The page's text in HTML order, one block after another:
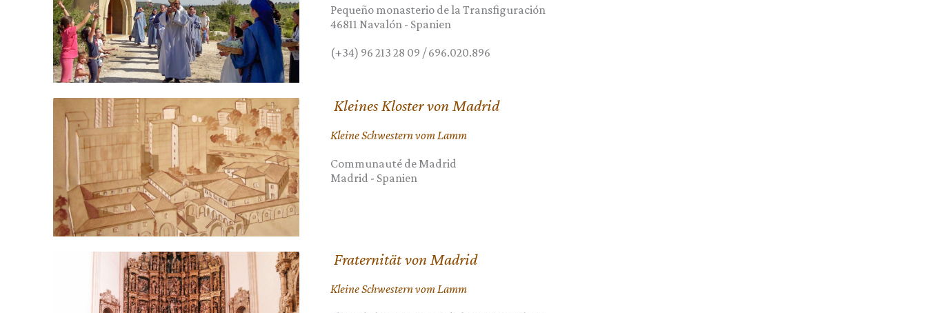
Pequeño monasterio de la Transfiguración
46811 Navalón- Spanien
(+34) 96 213 28 09 / 696.020.896
Kleines Kloster von Madrid
Kleine Schwestern vom Lamm
Communauté de Madrid
Madrid - Spanien
Fraternität von Madrid
Kleine Schwestern vom Lamm